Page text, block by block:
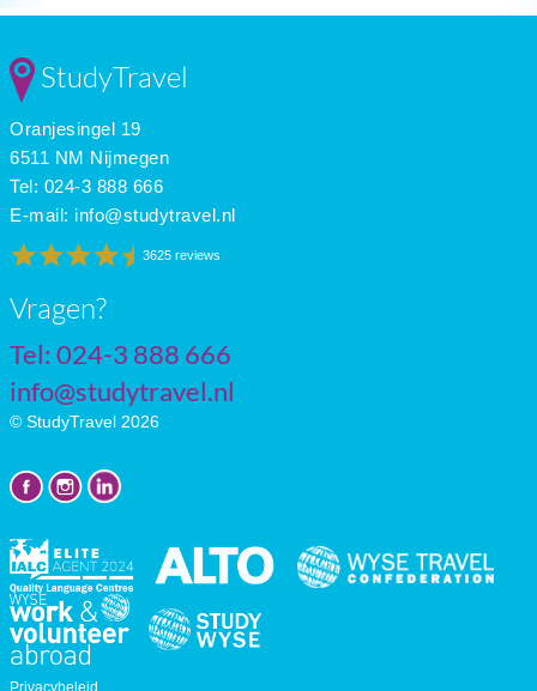
StudyTravel
Oranjesingel 19
6511 NM Nijmegen
Tel: 024-3 888 666
E-mail: info@studytravel.nl
3625 reviews
Vragen?
Tel: 024-3 888 666
info@studytravel.nl
© StudyTravel 2026